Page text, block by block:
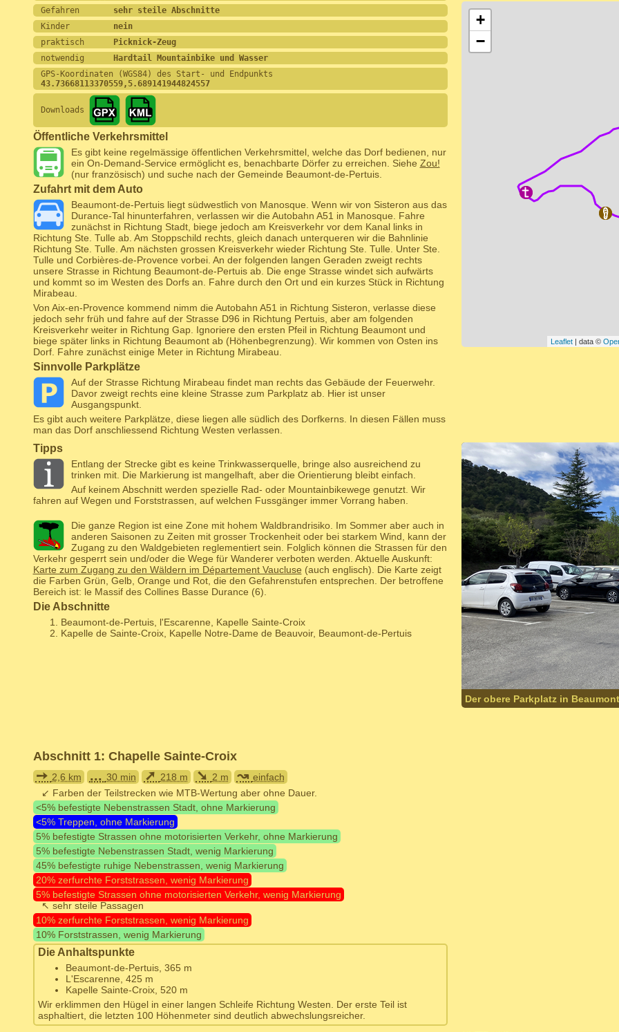
Gefahren sehr steile Abschnitte
Kinder nein
praktisch
Picknick-Zeug
notwendig
Hardtail Mountainbike und Wasser
GPS-Koordinaten (WGS84) des Start- und Endpunkts
43.73668113370559,5.689141944824557
Downloads
Öffentliche Verkehrsmittel
Es gibt keine regelmässige öffentlichen Verkehrsmittel, welche das Dorf bedienen, nur
ein On-Demand-Service ermöglicht es, benachbarte Dörfer zu erreichen. Siehe Zou!
(nur französisch) und suche nach der Gemeinde Beaumont-de-Pertuis.
Zufahrt mit dem Auto
Beaumont-de-Pertuis liegt südwestlich von Manosque. Wenn wir von Sisteron aus das
Durance-Tal hinunterfahren, verlassen wir die Autobahn A51 in Manosque. Fahre
zunächst in Richtung Stadt, biege jedoch am Kreisverkehr vor dem Kanal links in
Richtung Ste. Tulle ab. Am Stoppschild rechts, gleich danach unterqueren wir die Bahnlinie
Richtung Ste. Tulle. Am nächsten grossen Kreisverkehr wieder Richtung Ste. Tulle. Unter Ste.
Tulle und Corbières-de-Provence vorbei. An der folgenden langen Geraden zweigt rechts
unsere Strasse in Richtung Beaumont-de-Pertuis ab. Die enge Strasse windet sich aufwärts
und kommt so im Westen des Dorfs an. Fahre durch den Ort und ein kurzes Stück in Richtung
Mirabeau.
Von Aix-en-Provence kommend nimm die Autobahn A51 in Richtung Sisteron, verlasse diese
jedoch sehr früh und fahre auf der Strasse D96 in Richtung Pertuis, aber am folgenden
Kreisverkehr weiter in Richtung Gap. Ignoriere den ersten Pfeil in Richtung Beaumont und
biege später links in Richtung Beaumont ab (Höhenbegrenzung). Wir kommen von Osten ins
Dorf. Fahre zunächst einige Meter in Richtung Mirabeau.
Sinnvolle Parkplätze
Auf der Strasse Richtung Mirabeau findet man rechts das Gebäude der Feuerwehr.
Davor zweigt rechts eine kleine Strasse zum Parkplatz ab. Hier ist unser
Ausgangspunkt.
Es gibt auch weitere Parkplätze, diese liegen alle südlich des Dorfkerns. In diesen Fällen muss
man das Dorf anschliessend Richtung Westen verlassen.
+
−
Leaflet| data ©
Tipps
Entlang der Strecke gibt es keine Trinkwasserquelle, bringe also ausreichend zu
trinken mit. Die Markierung ist mangelhaft, aber die Orientierung bleibt einfach.
Auf keinem Abschnitt werden spezielle Rad- oder Mountainbikewege genutzt. Wir
fahren auf Wegen und Forststrassen, auf welchen Fussgänger immer Vorrang haben.
Die ganze Region ist eine Zone mit hohem Waldbrandrisiko. Im Sommer aber auch in
anderen Saisonen zu Zeiten mit grosser Trockenheit oder bei starkem Wind, kann der
Zugang zu den Waldgebieten reglementiert sein. Folglich können die Strassen für den
Verkehr gesperrt sein und/oder die Wege für Wanderer verboten werden. Aktuelle Auskunft:
Karte zum Zugang zu den Wäldern im Département Vaucluse (auch englisch). Die Karte zeigt
die Farben Grün, Gelb, Orange und Rot, die den Gefahrenstufen entsprechen. Der betroffene
Bereich ist: le Massif des Collines Basse Durance (6).
Die Abschnitte
Beaumont-de-Pertuis, l'Escarenne, Kapelle Sainte-Croix
Kapelle de Sainte-Croix, Kapelle Notre-Dame de Beauvoir, Beaumont-de-Pertuis
Der obere Parkplatz in Beaumont
Abschnitt 1: Chapelle Sainte-Croix
➙ 2,6 km ... 30 min ➚ 218 m ➘ 2 m ↝ einfach
↙ Farben der Teilstrecken wie MTB-Wertung aber ohne Dauer.
<5% befestigte Nebenstrassen Stadt, ohne Markierung
<5% Treppen, ohne Markierung
5% befestigte Strassen ohne motorisierten Verkehr, ohne Markierung
5% befestigte Nebenstrassen Stadt, wenig Markierung
45% befestigte ruhige Nebenstrassen, wenig Markierung
20% zerfurchte Forststrassen, wenig Markierung
5% befestigte Strassen ohne motorisierten Verkehr, wenig Markierung
↖ sehr steile Passagen
10% zerfurchte Forststrassen, wenig Markierung
10% Forststrassen, wenig Markierung
Die Anhaltspunkte
Beaumont-de-Pertuis, 365 m
L'Escarenne, 425 m
Kapelle Sainte-Croix, 520 m
Wir erklimmen den Hügel in einer langen Schleife Richtung Westen. Der erste Teil ist
asphaltiert, die letzten 100 Höhenmeter sind deutlich abwechslungsreicher.